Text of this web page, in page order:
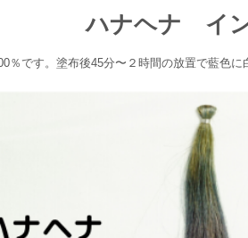
ハナヘナ イ
％です。塗布後45分〜２時間の放置で藍色に